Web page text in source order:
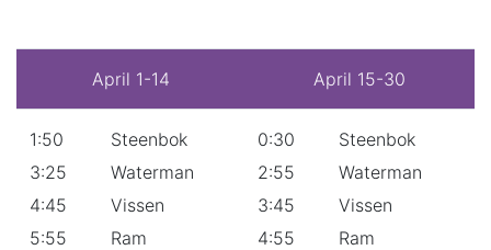
April 1-14 April 15-30
1:50
3:25
4:45
5:55
Steenbok
Waterman
Vissen
Ram
0:30
2:55
3:45
4:55
Steenbok
Waterman
Vissen
Ram